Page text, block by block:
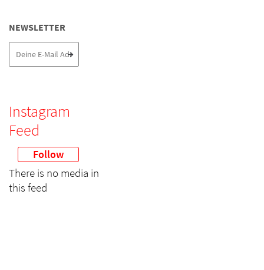
NEWSLETTER
Instagram
Feed
Follow
There is no media in
this feed